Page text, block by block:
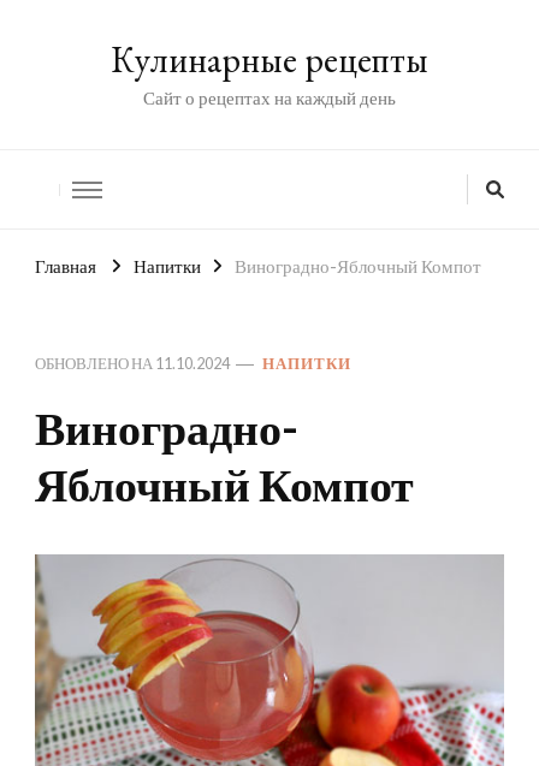
Кулинарные рецепты
Сайт о рецептах на каждый день
Главная Напитки Виноградно-Яблочный Компот
ОБНОВЛЕНО НА 11.10.2024 НАПИТКИ
Виноградно-
Яблочный Компот